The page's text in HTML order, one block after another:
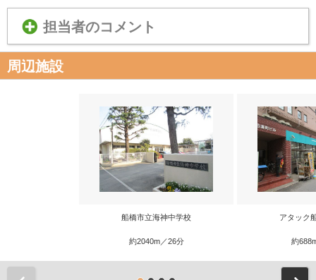
担当者のコメント
周辺施設
船橋市立海神中学校
約2040m／26分
アタック
約